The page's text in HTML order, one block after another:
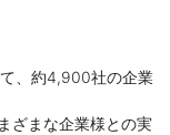
、約4,900社の企業
ざまな企業様との実